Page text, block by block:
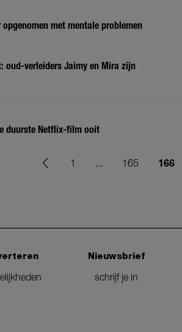
met mentale problemen
verleiders Jaimy en Mira zijn
duurste Netflix-film ooit
1 ... 165 166
Nieuwsbrief
schrijf je in